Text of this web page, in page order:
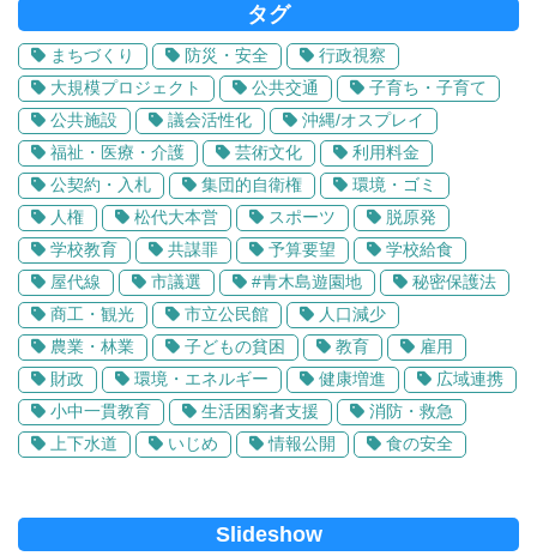
タグ
まちづくり 防災・安全
行政視察
大規模プロジェクト
公共交通
子育ち・子育て
公共施設
議会活性化
沖縄/オスプレイ
福祉・医療・介護
芸術文化
利用料金
公契約・入札
集団的自衛権
環境・ゴミ
人権
松代大本営 スポーツ
脱原発
学校教育
共謀罪 予算要望
学校給食
屋代線
市議選 #青木島遊園地
秘密保護法
商工・観光
市立公民館
人口減少
農業・林業
子どもの貧困 教育
雇用
財政
環境・エネルギー 健康増進
広域連携
小中一貫教育
生活困窮者支援
消防・救急
上下水道
いじめ 情報公開 食の安全
Slideshow